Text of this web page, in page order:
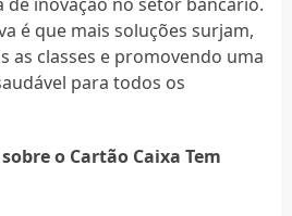
é que mais soluções surjam,
as classes e promovendo uma
para todos os
o Cartão Caixa Tem